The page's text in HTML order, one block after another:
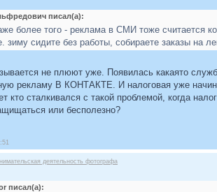
писал(а):
более того - реклама в СМИ тоже считается
зиму сидите без работы, собираете заказы на
не плюют уже. Появилась какаято
рекламу В КОНТАКТЕ. И налоговая уже
кто сталкивался с такой проблемой, когда
или бесполезно?
деятельность фотографа
писал(а):